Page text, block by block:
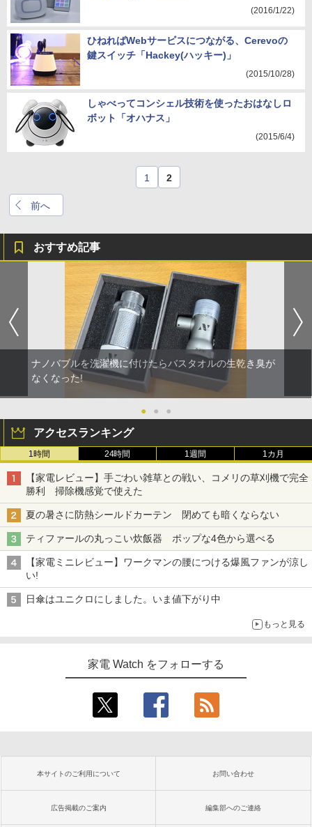
(2016/1/22)
ひねればWebサービスにつながる、Cerevoの
鍵スイッチ「Hackey(ハッキー)」
(2015/10/28)
しゃべってコンシェル技術を使ったおはなしロ
ボット「オハナス」
(2015/6/4)
前へ
1 2
おすすめ記事
ナノバブルを洗濯機に付けたらバスタオルの生乾き臭が
なくなった!
● ● ●
アクセスランキング
1時間 24時間 1週間 1カ月
【家電レビュー】手ごわい雑草との戦い、コメリの草刈機で完全
勝利 掃除機感覚で使えた
夏の暑さに防熱シールドカーテン 閉めても暗くならない
ティファールの丸っこい炊飯器 ポップな4色から選べる
【家電ミニレビュー】ワークマンの腰につける爆風ファンが涼し
い!
日傘はユニクロにしました。いま値下がり中
もっと見る
家電 Watch をフォローする
本サイトのご利用について お問い合わせ
広告掲載のご案内 編集部へのご連絡